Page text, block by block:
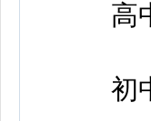
高中
初中